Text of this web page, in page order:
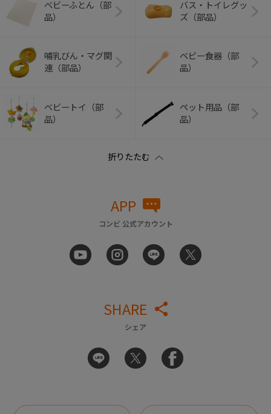
ベビーふとん（部
品）
バス・トイレグッ
ズ（部品）
哺乳びん・マグ関
連（部品）
ベビー食器（部
品）
ベビートイ（部
品）
ペット用品（部
品）
APP
コンビ 公式アカウント
SHARE
シェア